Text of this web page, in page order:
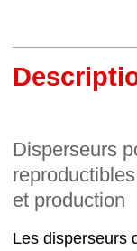
Disperseurs
et production
Les disperseurs